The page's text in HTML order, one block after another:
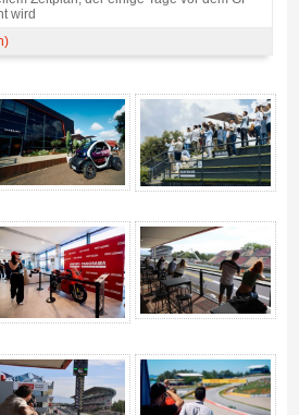
wird